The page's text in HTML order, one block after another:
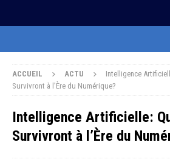
ACCUEIL ACTU
Intelligence
Survivront à l’Ère du Numérique?
Intelligence Artificielle:
Survivront à l’Ère du